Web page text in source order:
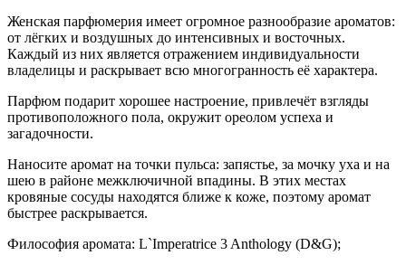
Женская парфюмерия имеет огромное разнообразие ароматов:
от лёгких и воздушных до интенсивных и восточных.
Каждый из них является отражением индивидуальности
владелицы и раскрывает всю многогранность её характера.
Парфюм подарит хорошее настроение, привлечёт взгляды
противоположного пола, окружит ореолом успеха и
загадочности.
Наносите аромат на точки пульса: запястье, за мочку уха и на
шею в районе межключичной впадины. В этих местах
кровяные сосуды находятся ближе к коже, поэтому аромат
быстрее раскрывается.
Философия аромата: L`Imperatrice 3 Anthology (D&G);